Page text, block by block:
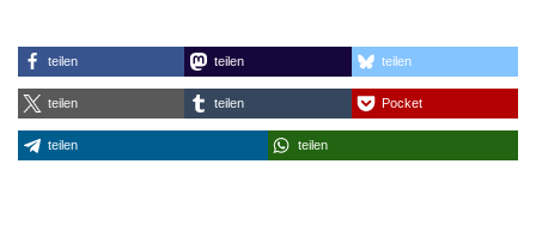
teilen teilen teilen
teilen teilen Pocket
teilen teilen